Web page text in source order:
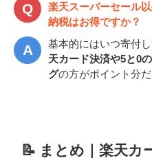
楽天スーパーセール
納税はお得ですか？
基本的にはいつ寄付
天カード決済や5と0
グの方がポイント分
📝 まとめ｜楽天カ